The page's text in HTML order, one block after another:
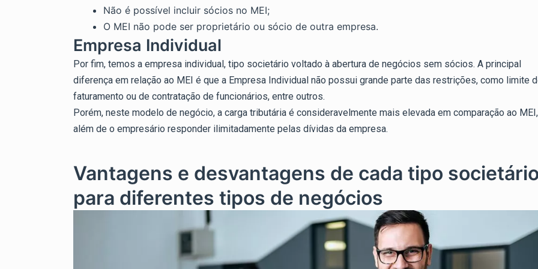
Não é possível incluir sócios no MEI;
O MEI não pode ser proprietário ou sócio de outra empresa.
Empresa Individual
Por fim, temos a empresa individual, tipo societário voltado à abertura de negócios sem sócios. A principal
diferença em relação ao MEI é que a Empresa Individual não possui grande parte das restrições, como limite
faturamento ou de contratação de funcionários, entre outros.
Porém, neste modelo de negócio, a carga tributária é consideravelmente mais elevada em comparação ao MEI,
além de o empresário responder ilimitadamente pelas dívidas da empresa.
Vantagens e desvantagens de cada tipo
para diferentes tipos de negócios